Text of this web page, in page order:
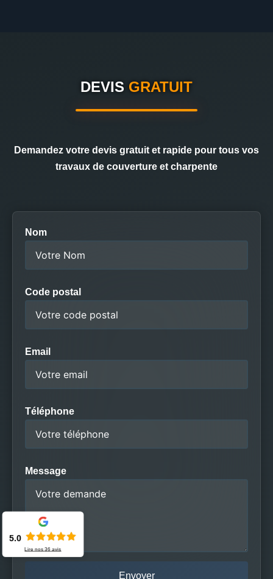
DEVIS GRATUIT
Demandez votre devis gratuit et rapide pour tous vos
travaux de couverture et charpente
Nom
Code postal
Email
Téléphone
Message
5.0
Lire nos36 avis